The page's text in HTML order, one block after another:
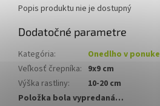
Popis produktu nie je dostupný
Dodatočné parametre
Kategória:
Onedlho v ponuke
Veľkosť črepníka: 9x9 cm
Výška rastliny:
10-20 cm
Položka bola vypredaná…